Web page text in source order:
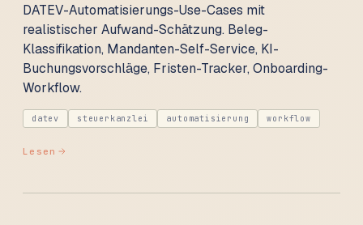
DATEV-Automatisierungs-Use-Cases mit
realistischer Aufwand-Schätzung. Beleg-
Klassifikation, Mandanten-Self-Service, KI-
Buchungsvorschläge, Fristen-Tracker, Onboarding-
Workflow.
datev steuerkanzlei automatisierung workflow
Lesen